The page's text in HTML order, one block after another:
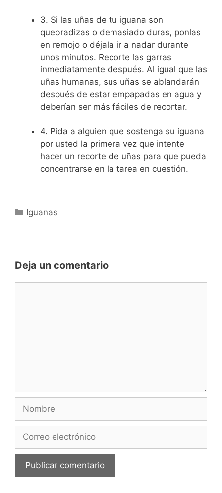
3. Si las uñas de tu iguana son
quebradizas o demasiado duras, ponlas
en remojo o déjala ir a nadar durante
unos minutos. Recorte las garras
inmediatamente después. Al igual que las
uñas humanas, sus uñas se ablandarán
después de estar empapadas en agua y
deberían ser más fáciles de recortar.
4. Pida a alguien que sostenga su iguana
por usted la primera vez que intente
hacer un recorte de uñas para que pueda
concentrarse en la tarea en cuestión.
Categorías
Iguanas
Deja un comentario
electrónico